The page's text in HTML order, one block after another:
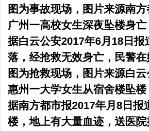
图为事故现场，图片来源南
广州一高校女生深夜坠楼身
据白云公安2017年6月18日
落，经抢救无效身亡，民警
图为抢救现场，图片来源白
惠州一大学女生从宿舍楼坠
据南方都市报2017年月8日
楼，地上有大量血迹，送医